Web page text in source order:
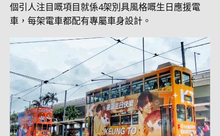
個引人注目嘅項目就係4架別具風格嘅生日應援電
車，每架電車都配有專屬車身設計。